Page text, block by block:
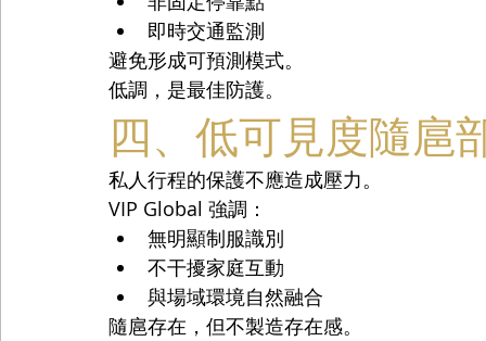
即時交通監測
避免形成可預測模式。
低調，是最佳防護。
四、低可見度隨扈
私人行程的保護不應造成壓力。
VIP Global 強調：
無明顯制服識別
不干擾家庭互動
與場域環境自然融合
隨扈存在，但不製造存在感。